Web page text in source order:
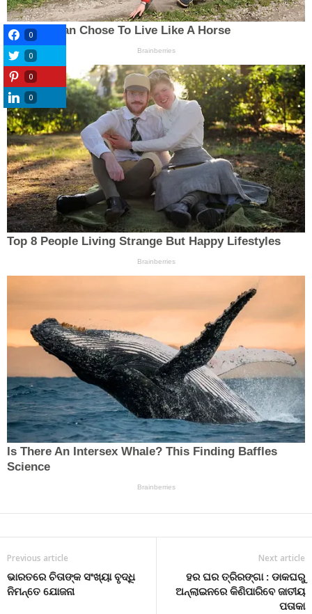
Previous article
ଭାରତରେ ଚିତାଙ୍କ ସଂଖ୍ୟା ବୃଦ୍ଧି
ନିମନ୍ତେ ଯୋଜନା
Next article
ହର ଘର ତ୍ରିରଙ୍ଗା : ଡାକଘରୁ
ଅନ୍ଲାଇନରେ କିଣିପାରିବେ ଜାତୀୟ
ପତାକା
0
0
0
0